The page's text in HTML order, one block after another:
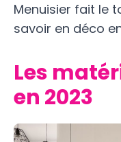
Menuisier fait le
savoir en déco
Les
en 2023